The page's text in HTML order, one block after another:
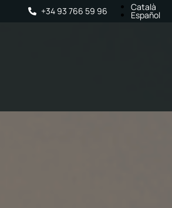
+34 93 766 59 96 Català
Español